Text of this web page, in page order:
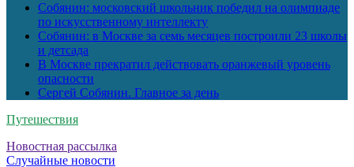
Собянин: московский школьник победил на олимпиаде
по искусственному интеллекту
Собянин: в Москве за семь месяцев построили 23 школы
и детсада
В Москве прекратил действовать оранжевый уровень
опасности
Сергей Собянин. Главное за день
Путешествия
Новостная рассылка
Случайные новости